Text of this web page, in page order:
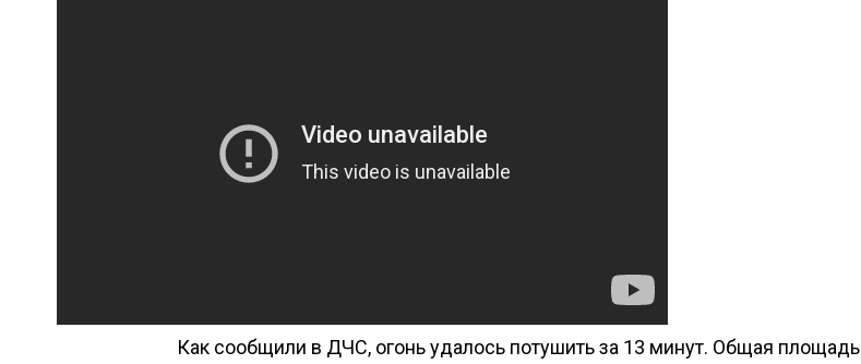
Как сообщили в ДЧС, огонь удалось потушить за 13 минут. Общая площадь